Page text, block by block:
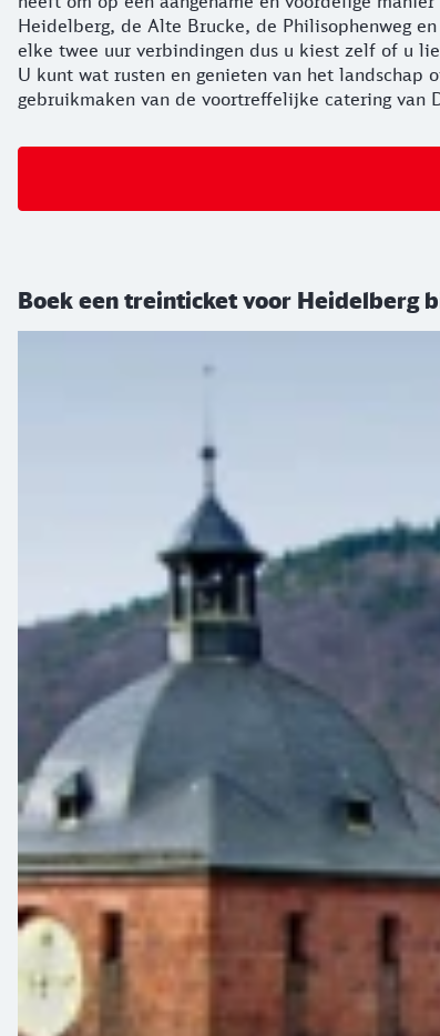
Heidelberg, de Alte Brucke, de Philisophenweg
elke twee uur verbindingen dus u kiest zelf of u
U kunt wat rusten en genieten van het
gebruikmaken van de voortreffelijke catering van
Boek een treinticket voor Heidelberg